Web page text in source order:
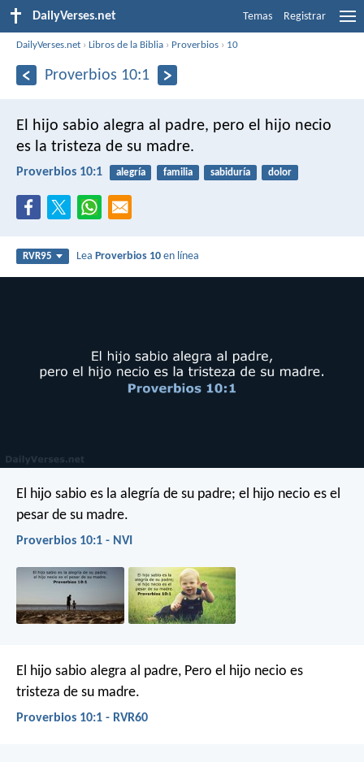
DailyVerses.net Temas Registrar
DailyVerses.net ›Libros de la Biblia › Proverbios › 10
Proverbios 10:1
El hijo sabio alegra al padre, pero el hijo necio
es la tristeza de su madre.
Proverbios 10:1 alegría familia sabiduría dolor
RVR95 LeaProverbios 10 en línea
El hijo sabio es la alegría de su padre; el hijo necio es el
pesar de su madre.
Proverbios 10:1 - NVI
El hijo sabio alegra al padre, Pero el hijo necio es
tristeza de su madre.
Proverbios 10:1 - RVR60